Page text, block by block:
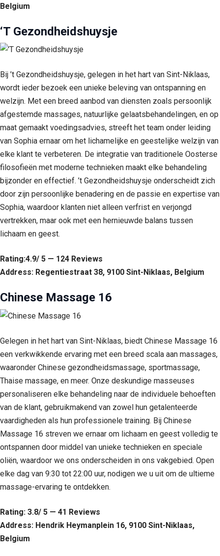
Belgium
‘T Gezondheidshuysje
Bij ’t Gezondheidshuysje, gelegen in het hart van Sint-Niklaas,
wordt ieder bezoek een unieke beleving van ontspanning en
welzijn. Met een breed aanbod van diensten zoals persoonlijk
afgestemde massages, natuurlijke gelaatsbehandelingen, en op
maat gemaakt voedingsadvies, streeft het team onder leiding
van Sophia ernaar om het lichamelijke en geestelijke welzijn van
elke klant te verbeteren. De integratie van traditionele Oosterse
filosofieën met moderne technieken maakt elke behandeling
bijzonder en effectief. ’t Gezondheidshuysje onderscheidt zich
door zijn persoonlijke benadering en de passie en expertise van
Sophia, waardoor klanten niet alleen verfrist en verjongd
vertrekken, maar ook met een hernieuwde balans tussen
lichaam en geest.
Rating:4.9/ 5 — 124 Reviews
Address: Regentiestraat 38, 9100 Sint-Niklaas, Belgium
Chinese Massage 16
Gelegen in het hart van Sint-Niklaas, biedt Chinese Massage 16
een verkwikkende ervaring met een breed scala aan massages,
waaronder Chinese gezondheidsmassage, sportmassage,
Thaise massage, en meer. Onze deskundige masseuses
personaliseren elke behandeling naar de individuele behoeften
van de klant, gebruikmakend van zowel hun getalenteerde
vaardigheden als hun professionele training. Bij Chinese
Massage 16 streven we ernaar om lichaam en geest volledig te
ontspannen door middel van unieke technieken en speciale
oliën, waardoor we ons onderscheiden in ons vakgebied. Open
elke dag van 9:30 tot 22:00 uur, nodigen we u uit om de ultieme
massage-ervaring te ontdekken.
Rating: 3.8/ 5 — 41 Reviews
Address: Hendrik Heymanplein 16, 9100 Sint-Niklaas,
Belgium